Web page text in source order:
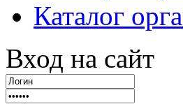
Каталог
Вход на сайт